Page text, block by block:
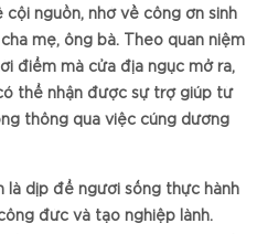
nguồn, nhớ về công ơn sinh
mẹ, ông bà. Theo quan niệm
điểm mà cửa địa ngục mở ra,
thể nhận được sự trợ giúp từ
thông qua việc cúng dường
là dịp để người sống thực hành
đức và tạo nghiệp lành.